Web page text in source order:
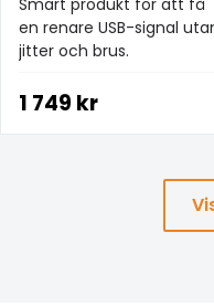
en renare USB-signal
jitter och brus.
1 749 kr